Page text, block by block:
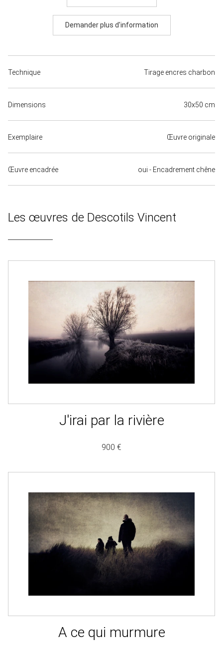
Demander plus d'information
Technique Tirage encres charbon
Dimensions 30x50 cm
Exemplaire Œuvre originale
Œuvre encadrée oui - Encadrement chêne
Les œuvres de Descotils Vincent
J'irai par la rivière
900 €
A ce qui murmure